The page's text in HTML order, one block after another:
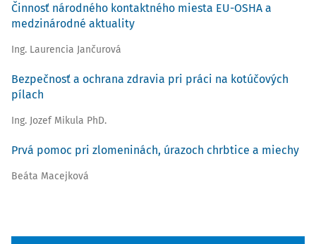
Činnosť národného kontaktného miesta EU-OSHA a
medzinárodné aktuality
Ing. Laurencia Jančurová
Bezpečnosť a ochrana zdravia pri práci na kotúčových
pílach
Ing. Jozef Mikula PhD.
Prvá pomoc pri zlomeninách, úrazoch chrbtice a miechy
Beáta Macejková